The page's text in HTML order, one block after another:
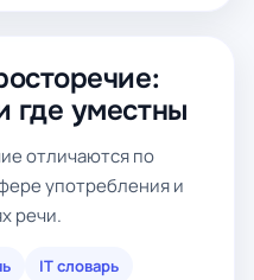
где уместны
отличаются по
употребления и
речи.
IT словарь